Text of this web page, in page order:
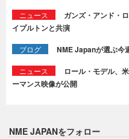
ニュース
ガンズ・アンド・
イプルトンと共演
ブログ NME Japanが選ぶ今
ニュース
ロール・モデル、
ーマンス映像が公開
NME JAPANをフォロー